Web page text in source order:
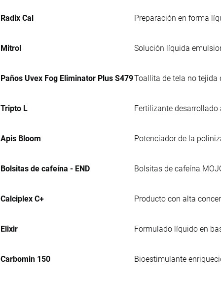
Radix Cal Preparación en forma
Mitrol Solución líquida
Paños Uvex Fog Eliminator Plus S479Toallita de tela no tejida
Tripto L Fertilizante
Apis Bloom Potenciador de la
Bolsitas de cafeína - END Bolsitas de cafeína
Calciplex C+ Producto con alta
Elixir Formulado líquido en
Carbomin 150 Bioestimulante